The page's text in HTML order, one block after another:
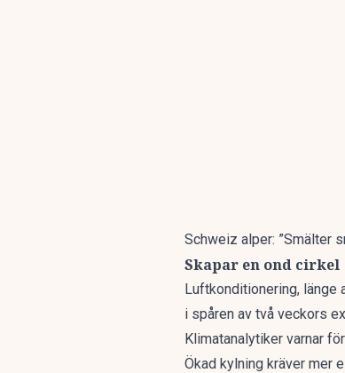
Schweiz alper: ”Smälter
Skapar en ond cirkel
Luftkonditionering, länge
i spåren av två veckors
Klimatanalytiker varnar
Ökad kylning kräver mer